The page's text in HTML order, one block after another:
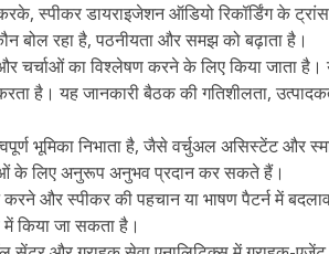
स्पीकर डायराइजेशन ऑडियो रिकॉर्डिंग के
बोल रहा है, पठनीयता और समझ को बढ़ाता है।
चर्चाओं का विश्लेषण करने के लिए किया जाता
है। यह जानकारी बैठक की गतिशीलता,
भूमिका निभाता है, जैसे वर्चुअल असिस्टेंट और
के लिए अनुरूप अनुभव प्रदान कर सकते हैं।
और स्पीकर की पहचान या भाषण पैटर्न में
किया जा सकता है।